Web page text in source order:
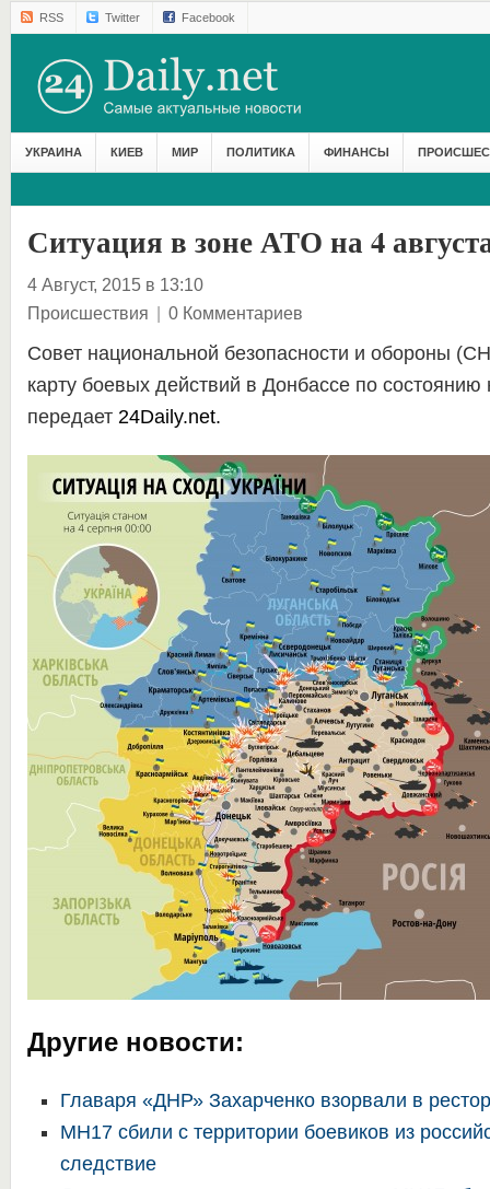
RSS Twitter Facebook
УКРАИНА КИЕВ МИР ПОЛИТИКА ФИНАНСЫ
Ситуация в зоне АТО на 4
4 Август, 2015 в 13:10
Происшествия | 0 Комментариев
Совет национальной безопасности и обороны
карту боевых действий в Донбассе по состоянию
передает24Daily.net.
Другие новости:
Главаря «ДНР» Захарченко взорвали в
MH17 сбили с территории боевиков из
следствие